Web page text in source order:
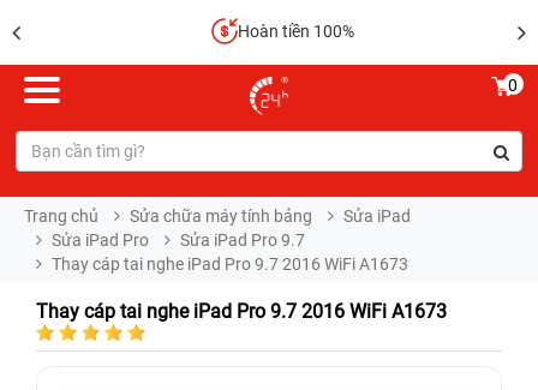
Hoàn tiền 100%
0
Trang chủ Sửa chữa máy tính bảng
Sửa iPad
Sửa iPad Pro
Sửa iPad Pro 9.7
Thay cáp tai nghe iPad Pro 9.7 2016 WiFi A1673
Thay cáp tai nghe iPad Pro 9.7 2016 WiFi A1673